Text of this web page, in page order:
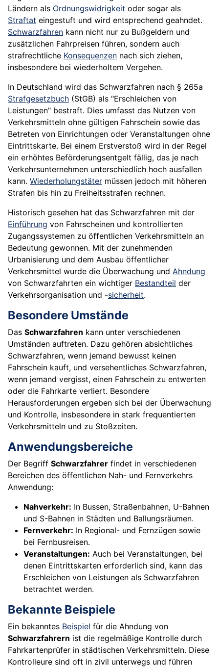
Ländern als Ordnungswidrigkeit oder sogar als
Straftat eingestuft und wird entsprechend geahndet.
Schwarzfahren kann nicht nur zu Bußgeldern und
zusätzlichen Fahrpreisen führen, sondern auch
strafrechtliche Konsequenzen nach sich ziehen,
insbesondere bei wiederholtem Vergehen.
In Deutschland wird das Schwarzfahren nach § 265a
Strafgesetzbuch (StGB) als "Erschleichen von
Leistungen" bestraft. Dies umfasst das Nutzen von
Verkehrsmitteln ohne gültigen Fahrschein sowie das
Betreten von Einrichtungen oder Veranstaltungen ohne
Eintrittskarte. Bei einem Erstverstoß wird in der Regel
ein erhöhtes Beförderungsentgelt fällig, das je nach
Verkehrsunternehmen unterschiedlich hoch ausfallen
kann. Wiederholungstäter müssen jedoch mit höheren
Strafen bis hin zu Freiheitsstrafen rechnen.
Historisch gesehen hat das Schwarzfahren mit der
Einführung von Fahrscheinen und kontrollierten
Zugangssystemen zu öffentlichen Verkehrsmitteln an
Bedeutung gewonnen. Mit der zunehmenden
Urbanisierung und dem Ausbau öffentlicher
Verkehrsmittel wurde die Überwachung und Ahndung
von Schwarzfahrten ein wichtiger Bestandteil der
Verkehrsorganisation und -sicherheit.
Besondere Umstände
Das Schwarzfahren kann unter verschiedenen
Umständen auftreten. Dazu gehören absichtliches
Schwarzfahren, wenn jemand bewusst keinen
Fahrschein kauft, und versehentliches Schwarzfahren,
wenn jemand vergisst, einen Fahrschein zu entwerten
oder die Fahrkarte verliert. Besondere
Herausforderungen ergeben sich bei der Überwachung
und Kontrolle, insbesondere in stark frequentierten
Verkehrsmitteln und zu Stoßzeiten.
Anwendungsbereiche
Der Begriff Schwarzfahrer findet in verschiedenen
Bereichen des öffentlichen Nah- und Fernverkehrs
Anwendung:
Nahverkehr: In Bussen, Straßenbahnen, U-Bahnen
und S-Bahnen in Städten und Ballungsräumen.
Fernverkehr: In Regional- und Fernzügen sowie
bei Fernbusreisen.
Veranstaltungen: Auch bei Veranstaltungen, bei
denen Eintrittskarten erforderlich sind, kann das
Erschleichen von Leistungen als Schwarzfahren
betrachtet werden.
Bekannte Beispiele
Ein bekanntes Beispiel für die Ahndung von
Schwarzfahrern ist die regelmäßige Kontrolle durch
Fahrkartenprüfer in städtischen Verkehrsmitteln. Diese
Kontrolleure sind oft in zivil unterwegs und führen